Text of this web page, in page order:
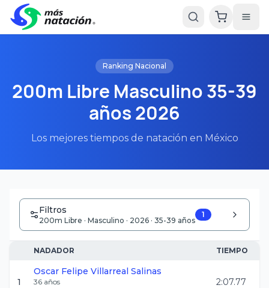
Ranking Nacional
200m Libre Masculino 35-39
años 2026
Los mejores tiempos de natación en México
Filtros
200m Libre · Masculino · 2026 · 35-39 años
1
NADADOR TIEMPO
1
Oscar Felipe Villarreal Salinas
36 años
2:07.77